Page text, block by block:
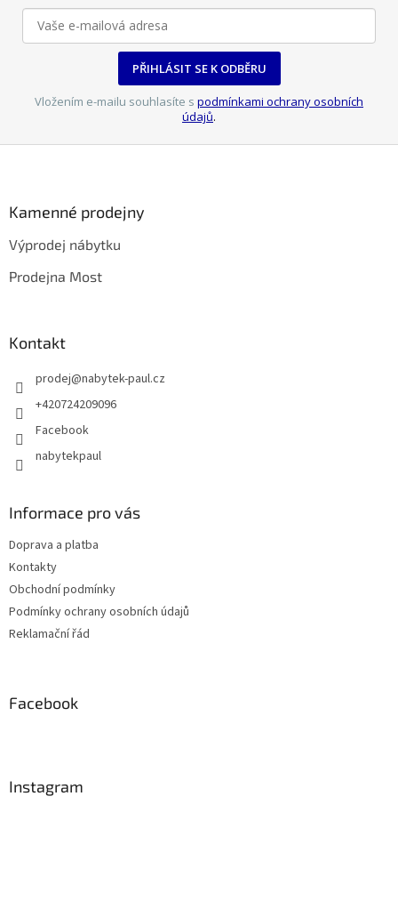
PŘIHLÁSIT SE K ODBĚRU
Vložením e-mailu souhlasíte s podmínkami ochrany osobních
údajů.
Kamenné prodejny
Výprodej nábytku
Prodejna Most
Kontakt
prodej@nabytek-paul.cz
+420724209096
Facebook
nabytekpaul
Informace pro vás
Doprava a platba
Kontakty
Obchodní podmínky
Podmínky ochrany osobních údajů
Reklamační řád
Facebook
Instagram